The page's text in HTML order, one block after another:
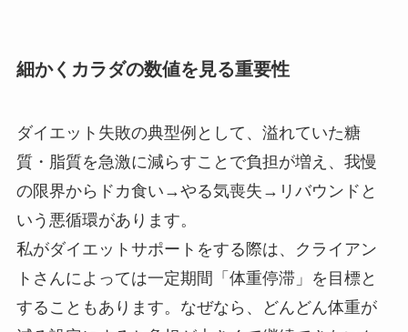
細かくカラダの数値を見る重要性
ダイエット失敗の典型例として、溢れていた糖
質・脂質を急激に減らすことで負担が増え、我慢
の限界からドカ食い→やる気喪失→リバウンドと
いう悪循環があります。
私がダイエットサポートをする際は、クライアン
トさんによっては一定期間「体重停滞」を目標と
することもあります。なぜなら、どんどん体重が